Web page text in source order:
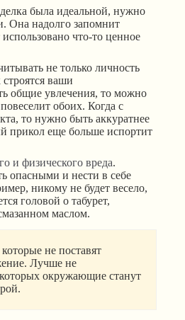
была идеальной, нужно
Она надолго запомнит
что-то ценное
не только личность
ваши
общие увлечения, то можно
обоих. Когда с
то нужно быть аккуратнее
прикол еще больше испортит
и физического вреда.
опасными и нести в себе
никому не будет весело,
головой о табурет,
маслом.
не поставят
Лучше не
окружающие станут